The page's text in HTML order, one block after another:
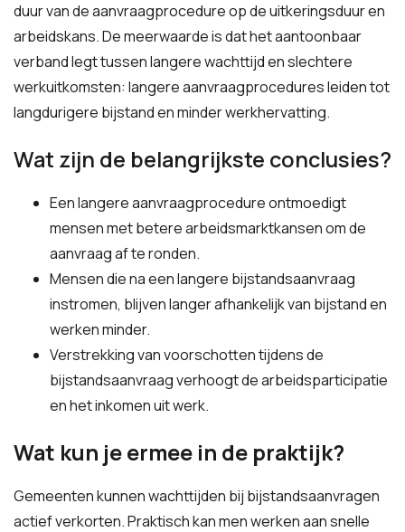
duur van de aanvraagprocedure op de uitkeringsduur en
arbeidskans. De meerwaarde is dat het aantoonbaar
verband legt tussen langere wachttijd en slechtere
werkuitkomsten: langere aanvraagprocedures leiden tot
langdurigere bijstand en minder werkhervatting.
Wat zijn de belangrijkste conclusies?
Een langere aanvraagprocedure ontmoedigt
mensen met betere arbeidsmarktkansen om de
aanvraag af te ronden.
Mensen die na een langere bijstandsaanvraag
instromen, blijven langer afhankelijk van bijstand en
werken minder.
Verstrekking van voorschotten tijdens de
bijstandsaanvraag verhoogt de arbeidsparticipatie
en het inkomen uit werk.
Wat kun je ermee in de praktijk?
Gemeenten kunnen wachttijden bij bijstandsaanvragen
actief verkorten. Praktisch kan men werken aan snelle